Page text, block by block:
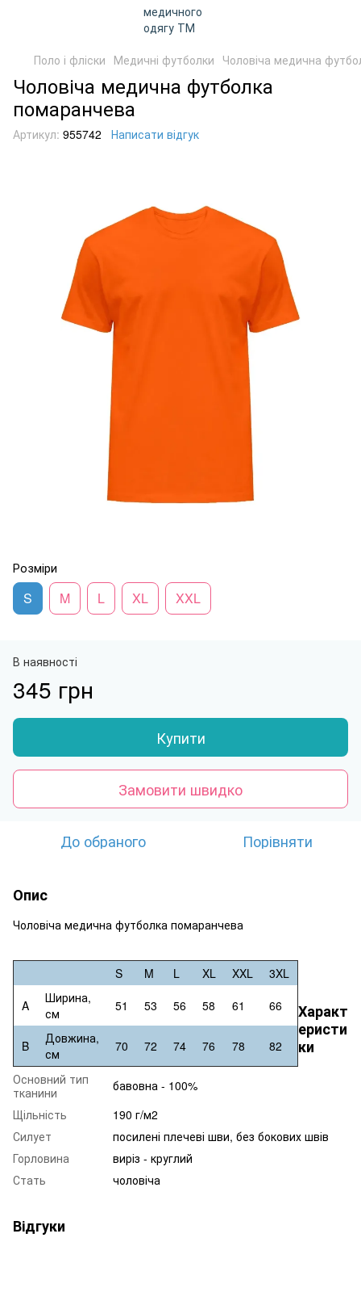
Поло і фліски Медичні футболки Чоловіча медична
Чоловіча медична футболка
помаранчева
Артикул: 955742 Написати відгук
Розміри
S M L XL XXL
В наявності
345 грн
Купити
Замовити швидко
До обраного Порівняти
Опис
Чоловіча медична футболка помаранчева
S M L XL XXL
3XL
A
Ширина,
см
51 53 56 58 61 66
B
Довжина,
см
70 72 74 76 78 82
Характ
еристи
ки
Основний тип
тканини
бавовна - 100%
Щільність
190 г/м2
Силует
посилені плечеві шви, без бокових швів
Горловина
виріз - круглий
Стать
чоловіча
Відгуки